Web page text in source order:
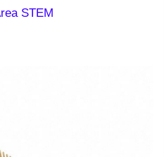
STEM